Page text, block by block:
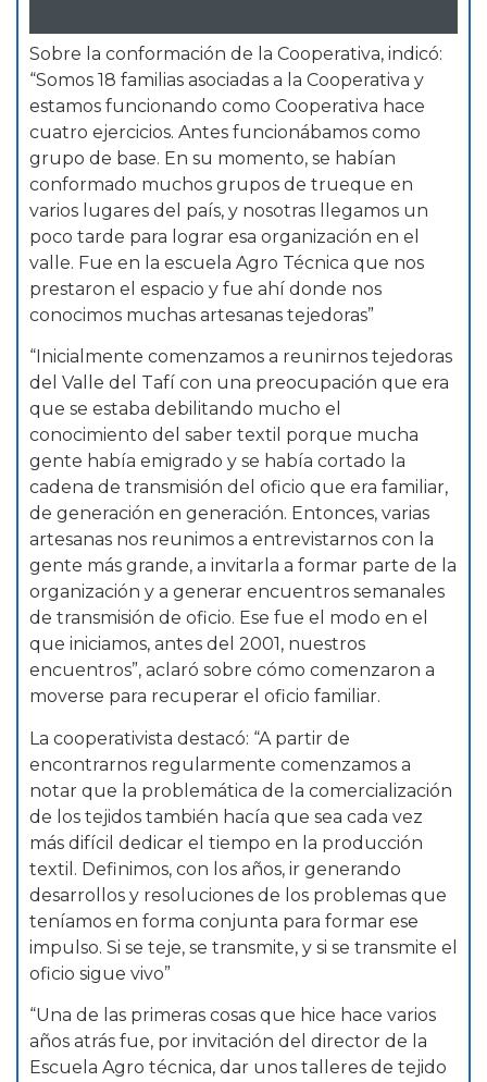
Sobre la conformación de la Cooperativa, indicó:
“Somos 18 familias asociadas a la Cooperativa y
estamos funcionando como Cooperativa hace
cuatro ejercicios. Antes funcionábamos como
grupo de base. En su momento, se habían
conformado muchos grupos de trueque en
varios lugares del país, y nosotras llegamos un
poco tarde para lograr esa organización en el
valle. Fue en la escuela Agro Técnica que nos
prestaron el espacio y fue ahí donde nos
conocimos muchas artesanas tejedoras”
“Inicialmente comenzamos a reunirnos tejedoras
del Valle del Tafí con una preocupación que era
que se estaba debilitando mucho el
conocimiento del saber textil porque mucha
gente había emigrado y se había cortado la
cadena de transmisión del oficio que era familiar,
de generación en generación. Entonces, varias
artesanas nos reunimos a entrevistarnos con la
gente más grande, a invitarla a formar parte de la
organización y a generar encuentros semanales
de transmisión de oficio. Ese fue el modo en el
que iniciamos, antes del 2001, nuestros
encuentros”, aclaró sobre cómo comenzaron a
moverse para recuperar el oficio familiar.
La cooperativista destacó: “A partir de
encontrarnos regularmente comenzamos a
notar que la problemática de la comercialización
de los tejidos también hacía que sea cada vez
más difícil dedicar el tiempo en la producción
textil. Definimos, con los años, ir generando
desarrollos y resoluciones de los problemas que
teníamos en forma conjunta para formar ese
impulso. Si se teje, se transmite, y si se transmite el
oficio sigue vivo”
“Una de las primeras cosas que hice hace varios
años atrás fue, por invitación del director de la
Escuela Agro técnica, dar unos talleres de tejido